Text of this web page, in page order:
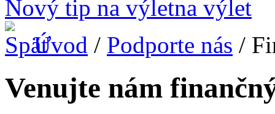
Nový tip na výlet
Úvod / Podporte nás /
Venujte nám